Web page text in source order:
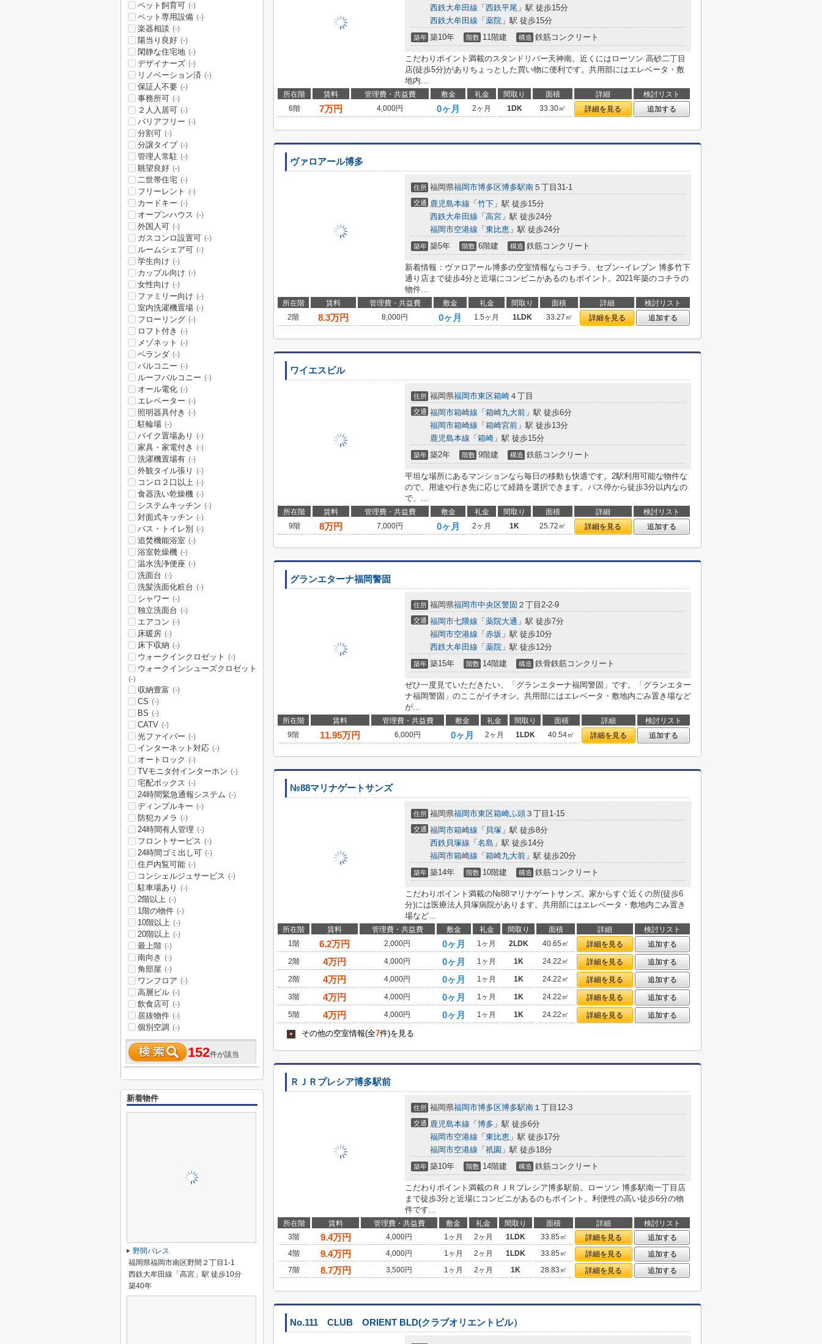
西鉄大牟田線 「 西鉄平尾 」駅 徒歩15分
西鉄大牟田線 「 薬院 」駅 徒歩15分
築年 築10年 階数 11階建 構造 鉄筋コンクリート
こだわりポイント満載のスタンドリバー天神南。近くにはローソン 高砂二丁目
店(徒歩5分)がありちょっとした買い物に便利です。共用部にはエレベータ・敷
地内...
所在階 賃料 管理費・共益費 敷金 礼金 間取り 面積 詳細
検討リスト
6階
7万円 4,000円 0ヶ月 2ヶ月 1DK 33.30㎡ 詳細を見る 追加する
ヴァロアール博多
住所 福岡県福岡市博多区博多駅南 ５丁目31-1
交通 鹿児島本線 「 竹下 」駅 徒歩15分
西鉄大牟田線 「 高宮 」駅 徒歩24分
福岡市空港線 「 東比恵 」駅 徒歩24分
築年 築5年 階数 6階建 構造 鉄筋コンクリート
新着情報：ヴァロアール博多の空室情報ならコチラ。セブン−イレブン 博多竹下
通り店まで徒歩4分と近場にコンビニがあるのもポイント。2021年築のコチラの
物件...
所在階 賃料 管理費・共益費 敷金 礼金 間取り 面積 詳細
検討リスト
2階
8.3万円 8,000円 0ヶ月 1.5ヶ月 1LDK 33.27㎡ 詳細を見る 追加する
ワイエスビル
住所 福岡県福岡市東区箱崎 ４丁目
交通 福岡市箱崎線 「 箱崎九大前 」駅 徒歩6分
福岡市箱崎線 「 箱崎宮前 」駅 徒歩13分
鹿児島本線 「 箱崎 」駅 徒歩15分
築年 築2年 階数 9階建 構造 鉄筋コンクリート
平坦な場所にあるマンションなら毎日の移動も快適です。2駅利用可能な物件な
ので、用途や行き先に応じて経路を選択できます。バス停から徒歩3分以内なの
で、...
所在階 賃料 管理費・共益費 敷金 礼金 間取り 面積 詳細
検討リスト
9階
8万円 7,000円 0ヶ月 2ヶ月 1K 25.72㎡ 詳細を見る 追加する
グランエターナ福岡警固
住所 福岡県福岡市中央区警固 ２丁目2-2-9
交通 福岡市七隈線 「 薬院大通 」駅 徒歩7分
福岡市空港線 「 赤坂 」駅 徒歩10分
西鉄大牟田線 「 薬院 」駅 徒歩12分
築年 築15年 階数 14階建 構造 鉄骨鉄筋コンクリート
ぜひ一度見ていただきたい、「グランエターナ福岡警固」です。「グランエター
ナ福岡警固」のここがイチオシ。共用部にはエレベータ・敷地内ごみ置き場など
が...
所在階 賃料 管理費・共益費 敷金 礼金 間取り 面積 詳細
検討リスト
9階
11.95万円 6,000円 0ヶ月 2ヶ月 1LDK 40.54㎡ 詳細を見る 追加する
№88マリナゲートサンズ
住所 福岡県福岡市東区箱崎ふ頭 ３丁目1-15
交通 福岡市箱崎線 「 貝塚 」駅 徒歩8分
西鉄貝塚線 「 名島 」駅 徒歩14分
福岡市箱崎線 「 箱崎九大前 」駅 徒歩20分
築年 築14年 階数 10階建 構造 鉄筋コンクリート
こだわりポイント満載の№88マリナゲートサンズ。家からすぐ近くの所(徒歩6
分)には医療法人貝塚病院があります。共用部にはエレベータ・敷地内ごみ置き
場など...
所在階 賃料 管理費・共益費 敷金 礼金 間取り 面積 詳細
検討リスト
1階
6.2万円 2,000円 0ヶ月 1ヶ月 2LDK 40.65㎡ 詳細を見る
追加する
2階
4万円 4,000円 0ヶ月 1ヶ月 1K 24.22㎡ 詳細を見る
追加する
2階
4万円 4,000円 0ヶ月 1ヶ月 1K 24.22㎡ 詳細を見る
追加する
3階
4万円 4,000円 0ヶ月 1ヶ月 1K 24.22㎡ 詳細を見る
追加する
5階
4万円 4,000円 0ヶ月 1ヶ月 1K 24.22㎡ 詳細を見る 追加する
+ その他の空室情報(全7件)を見る
ＲＪＲプレシア博多駅前
住所 福岡県福岡市博多区博多駅南 １丁目12-3
交通 鹿児島本線 「 博多 」駅 徒歩6分
福岡市空港線 「 東比恵 」駅 徒歩17分
福岡市空港線 「 祇園 」駅 徒歩18分
築年 築10年 階数 14階建 構造 鉄筋コンクリート
こだわりポイント満載のＲＪＲプレシア博多駅前。ローソン 博多駅南一丁目店
まで徒歩3分と近場にコンビニがあるのもポイント。利便性の高い徒歩6分の物
件です...
所在階 賃料 管理費・共益費 敷金 礼金 間取り 面積 詳細
検討リスト
3階
9.4万円 4,000円 1ヶ月 2ヶ月 1LDK 33.85㎡ 詳細を見る
追加する
4階
9.4万円 4,000円 1ヶ月 2ヶ月 1LDK 33.85㎡ 詳細を見る
追加する
7階
8.7万円 3,500円 1ヶ月 2ヶ月 1K 28.83㎡ 詳細を見る 追加する
No.111 CLUB ORIENT BLD(クラブオリエントビル）
ペット飼育可 (-)
ペット専用設備 (-)
楽器相談 (-)
陽当り良好 (-)
閑静な住宅地 (-)
デザイナーズ (-)
リノベーション済 (-)
保証人不要 (-)
事務所可 (-)
２人入居可 (-)
バリアフリー (-)
分割可 (-)
分譲タイプ (-)
管理人常駐 (-)
眺望良好 (-)
二世帯住宅 (-)
フリーレント (-)
カードキー (-)
オープンハウス (-)
外国人可 (-)
ガスコンロ設置可 (-)
ルームシェア可 (-)
学生向け (-)
カップル向け (-)
女性向け (-)
ファミリー向け (-)
室内洗濯機置場 (-)
フローリング (-)
ロフト付き (-)
メゾネット (-)
ベランダ (-)
バルコニー (-)
ルーフバルコニー (-)
オール電化 (-)
エレベーター (-)
照明器具付き (-)
駐輪場 (-)
バイク置場あり (-)
家具・家電付き (-)
洗濯機置場有 (-)
外観タイル張り (-)
コンロ２口以上 (-)
食器洗い乾燥機 (-)
システムキッチン (-)
対面式キッチン (-)
バス・トイレ別 (-)
追焚機能浴室 (-)
浴室乾燥機 (-)
温水洗浄便座 (-)
洗面台 (-)
洗髪洗面化粧台 (-)
シャワー (-)
独立洗面台 (-)
エアコン (-)
床暖房 (-)
床下収納 (-)
ウォークインクロゼット (-)
ウォークインシューズクロゼット
(-)
収納豊富 (-)
CS (-)
BS (-)
CATV (-)
光ファイバー (-)
インターネット対応 (-)
オートロック (-)
TVモニタ付インターホン (-)
宅配ボックス (-)
24時間緊急通報システム (-)
ディンプルキー (-)
防犯カメラ (-)
24時間有人管理 (-)
フロントサービス (-)
24時間ゴミ出し可 (-)
住戸内覧可能 (-)
コンシェルジュサービス (-)
駐車場あり (-)
2階以上 (-)
1階の物件 (-)
10階以上 (-)
20階以上 (-)
最上階 (-)
南向き (-)
角部屋 (-)
ワンフロア (-)
高層ビル (-)
飲食店可 (-)
居抜物件 (-)
個別空調 (-)
152件が該当
新着物件
野間パレス
福岡県福岡市南区野間２丁目1-1
西鉄大牟田線「高宮」駅 徒歩10分
築40年